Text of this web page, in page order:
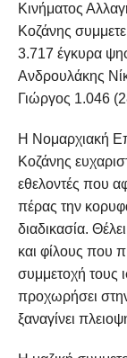
Κινήματος
Κοζάνης
3.717 έγκυρα
Ανδρουλάκης
Γιώργος 1.046
Η Νομαρχιακή
Κοζάνης
εθελοντές που
πέρας την
διαδικασία.
και φίλους που
συμμετοχή τους
προχωρήσει
ξαναγίνει